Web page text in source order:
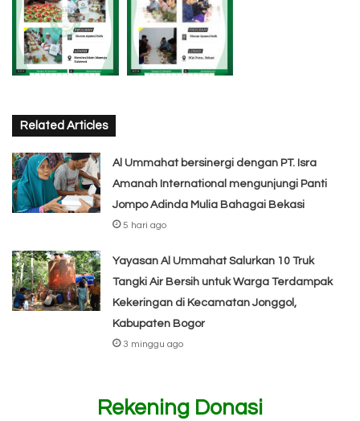
Related Articles
Al Ummahat bersinergi dengan PT. Isra
Amanah International mengunjungi Panti
Jompo Adinda Mulia Bahagai Bekasi
5 hari ago
Yayasan Al Ummahat Salurkan 10 Truk
Tangki Air Bersih untuk Warga Terdampak
Kekeringan di Kecamatan Jonggol,
Kabupaten Bogor
3 minggu ago
Rekening Donasi